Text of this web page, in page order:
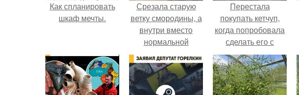
Как спланировать
шкаф мечты.
Срезала старую
ветку смородины, а
внутри вместо
нормальной
светлой
сердцевины
оказалась чёрная
пустота.
Перестала
покупать кетчуп,
когда попробовала
сделать его с
яблоками.